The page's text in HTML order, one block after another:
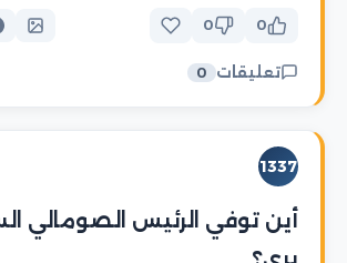
0
0
تعليقات 0
1337
أين توفي الرئيس الصومالي